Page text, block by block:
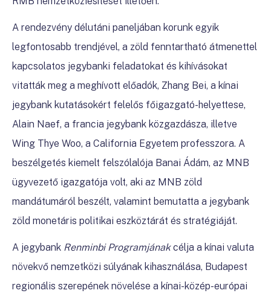
A rendezvény délutáni paneljában korunk egyik
legfontosabb trendjével, a zöld fenntartható átmenettel
kapcsolatos jegybanki feladatokat és kihívásokat
vitatták meg a meghívott előadók, Zhang Bei, a kínai
jegybank kutatásokért felelős főigazgató-helyettese,
Alain Naef, a francia jegybank közgazdásza, illetve
Wing Thye Woo, a California Egyetem professzora. A
beszélgetés kiemelt felszólalója Banai Ádám, az MNB
ügyvezető igazgatója volt, aki az MNB zöld
mandátumáról beszélt, valamint bemutatta a jegybank
zöld monetáris politikai eszköztárát és stratégiáját.
A jegybank Renminbi Programjánakcélja a kínai valuta
növekvő nemzetközi súlyának kihasználása, Budapest
regionális szerepének növelése a kínai-közép-európai